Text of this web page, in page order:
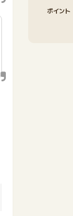
ポイント